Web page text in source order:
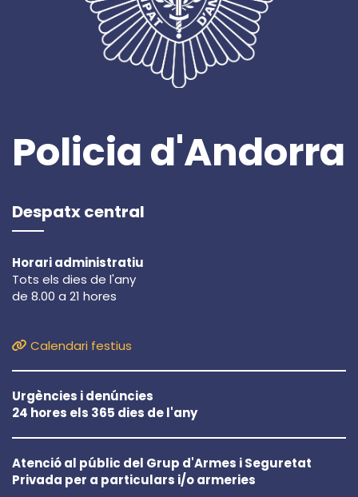
Policia d'Andorra
Despatx central
Horari administratiu
Tots els dies de l'any
de 8.00 a 21 hores
Calendari festius
Urgències i denúncies
24 hores els 365 dies de l'any
Atenció al públic del Grup d'Armes i Seguretat
Privada per a particulars i/o armeries